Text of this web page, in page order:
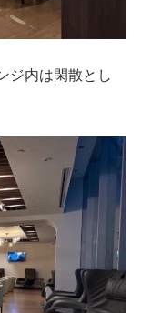
ジ内は閑散とし